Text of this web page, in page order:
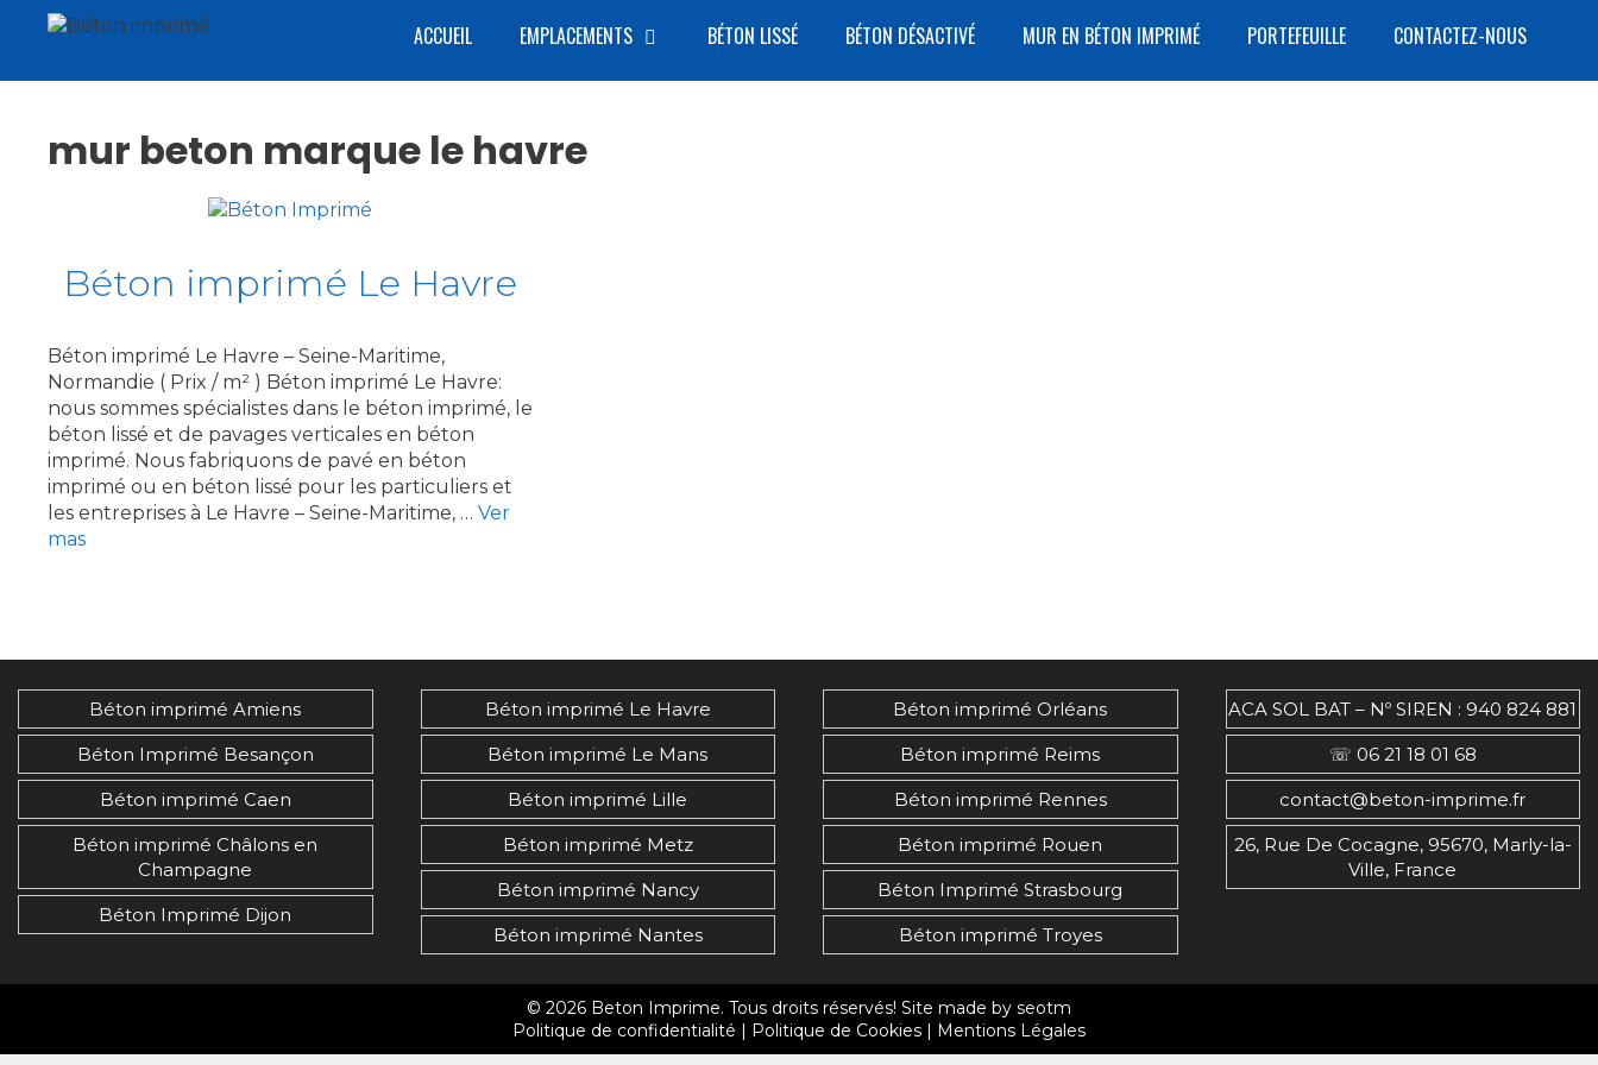
ACCUEIL EMPLACEMENTS BÉTON LISSÉ BÉTON DÉSACTIVÉ MUR EN BÉTON IMPRIMÉ PORTEFEUILLE CONTACTEZ-NOUS
mur beton marque le havre
Béton imprimé Le Havre
Béton imprimé Le Havre – Seine-Maritime,
Normandie ( Prix / m² ) Béton imprimé Le Havre:
nous sommes spécialistes dans le béton imprimé, le
béton lissé et de pavages verticales en béton
imprimé. Nous fabriquons de pavé en béton
imprimé ou en béton lissé pour les particuliers et
les entreprises à Le Havre – Seine-Maritime, … Ver
mas
Béton imprimé Amiens
Béton Imprimé Besançon
Béton imprimé Caen
Béton imprimé Châlons en
Champagne
Béton Imprimé Dijon
Béton imprimé Le Havre
Béton imprimé Le Mans
Béton imprimé Lille
Béton imprimé Metz
Béton imprimé Nancy
Béton imprimé Nantes
Béton imprimé Orléans
Béton imprimé Reims
Béton imprimé Rennes
Béton imprimé Rouen
Béton Imprimé Strasbourg
Béton imprimé Troyes
ACA SOL BAT – Nº SIREN : 940 824 881
☏ 06 21 18 01 68
contact@beton-imprime.fr
26, Rue De Cocagne, 95670, Marly-la-
Ville, France
© 2026 Beton Imprime. Tous droits réservés! Site made by seotm
Politique de confidentialité | Politique de Cookies | Mentions Légales